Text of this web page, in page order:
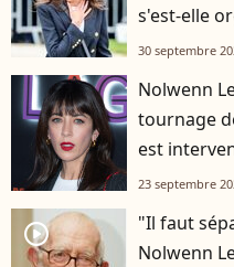
s'est-elle
30 septembre
Nolwenn
tournage
est
23 septembre
player2
"Il faut
Nolwenn